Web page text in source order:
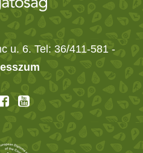
u. 6. Tel: 36/411-581 -